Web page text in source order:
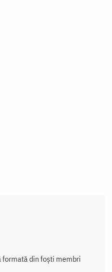
formată din foști membri